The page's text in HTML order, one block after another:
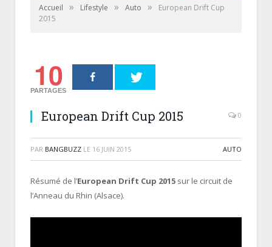
Accueil » Lifestyle » Auto »
European Drift Cup
2015
10
PARTAGES
European Drift Cup 2015 0
PAR BANGBUZZ LE 16 JUIN 2015 AUTO
Résumé de l’European Drift Cup 2015 sur le circuit de
l’Anneau du Rhin (Alsace).